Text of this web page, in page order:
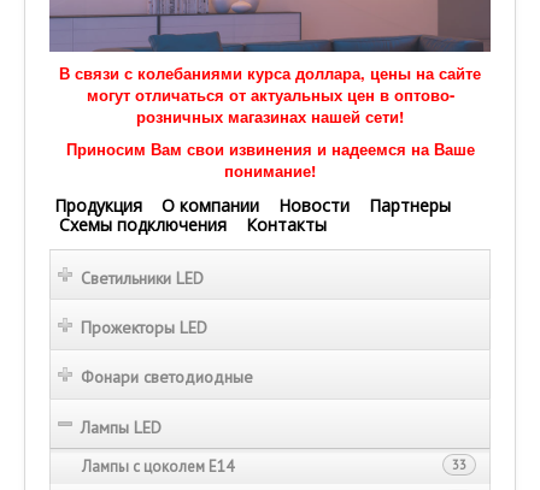
В связи с колебаниями курса доллара, цены на сайте
могут отличаться от актуальных цен в оптово-
розничных магазинах нашей сети!
Приносим Вам свои извинения и надеемся на Ваше
понимание!
Продукция
О компании Новости
Партнеры
Схемы подключения
Контакты
Светильники LED
Прожекторы LED
Фонари светодиодные
Лампы LED
33
Лампы с цоколем Е14